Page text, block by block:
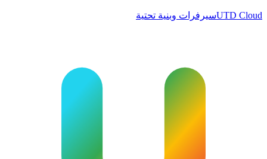
UTD Cloudسيرفرات وبنية تحتية